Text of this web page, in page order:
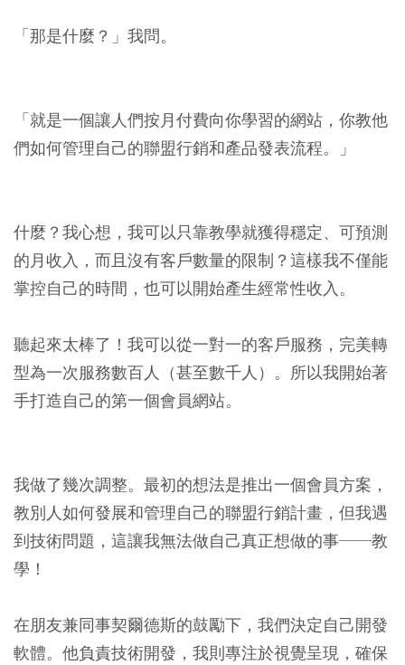
「那是什麼？」我問。
「就是一個讓人們按月付費向你學習的網站，你教他
們如何管理自己的聯盟行銷和產品發表流程。」
什麼？我心想，我可以只靠教學就獲得穩定、可預測
的月收入，而且沒有客戶數量的限制？這樣我不僅能
掌控自己的時間，也可以開始產生經常性收入。
聽起來太棒了！我可以從一對一的客戶服務，完美轉
型為一次服務數百人（甚至數千人）。所以我開始著
手打造自己的第一個會員網站。
我做了幾次調整。最初的想法是推出一個會員方案，
教別人如何發展和管理自己的聯盟行銷計畫，但我遇
到技術問題，這讓我無法做自己真正想做的事──教
學！
在朋友兼同事契爾德斯的鼓勵下，我們決定自己開發
軟體。他負責技術開發，我則專注於視覺呈現，確保